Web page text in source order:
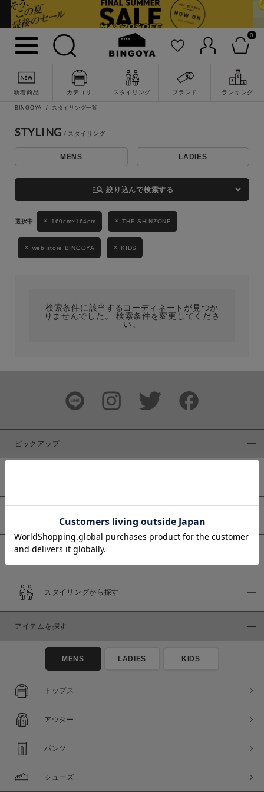
0
新着商品 カテゴリ スタイリング ブランド ランキング
詳細検索
キーワード
性別
MENS LADIES
ブランド
商品タイプ
通常商品
セール価格
在庫
在庫あり
BINGOYA スタイリング一覧
STYLING
MENS LADIES
manage_search 絞り込んで検索する
160cm~164cm THE SHINZONE
web store BINGOYA KIDS
検索条件に該当するコーディネートが見つか
りませんでした。 検索条件を変更してくださ
い。
ピックアップ
予約商品
スタイリングから探す
アイテムを探す
MENS LADIES KIDS
トップス
アウター
パンツ
シューズ